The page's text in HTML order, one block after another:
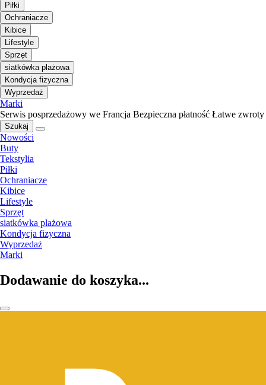
Piłki
Ochraniacze
Kibice
Lifestyle
Sprzęt
siatkówka plażowa
Kondycja fizyczna
Wyprzedaż
Marki
Serwis posprzedażowy we Francja Bezpieczna płatność Łatwe zwroty
Szukaj
Nowości
Buty
Tekstylia
Piłki
Ochraniacze
Kibice
Lifestyle
Sprzęt
siatkówka plażowa
Kondycja fizyczna
Wyprzedaż
Marki
Dodawanie do koszyka...